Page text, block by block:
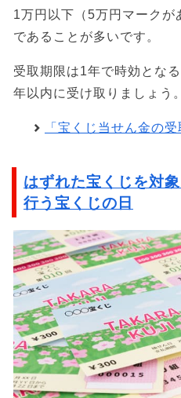
1万円以下（5万円マークが
であることが多いです。
受取期限は1年で時効とな
年以内に受け取りましょう。
「宝くじ当せん金の
はずれた宝くじを対
行う宝くじの日